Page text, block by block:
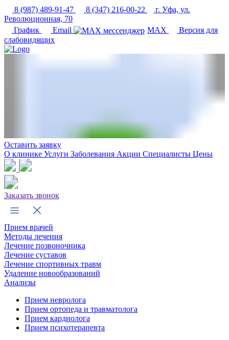
8 (987) 489-91-47 8 (347) 216-00-22
г. Уфа, ул.
Революционная, 70
График
Email MAX
Версия для
слабовидящих
Оставить заявку
О клинике Услуги Заболевания Акции Специалисты Цены
Заказать звонок
Прием врачей
Методы лечения
Лечение позвоночника
Лечение суставов
Лечение спортивных травм
Удаление новообразований
Анализы
Прием невролога
Прием ортопеда и травматолога
Прием кардиолога
Прием психотерапевта